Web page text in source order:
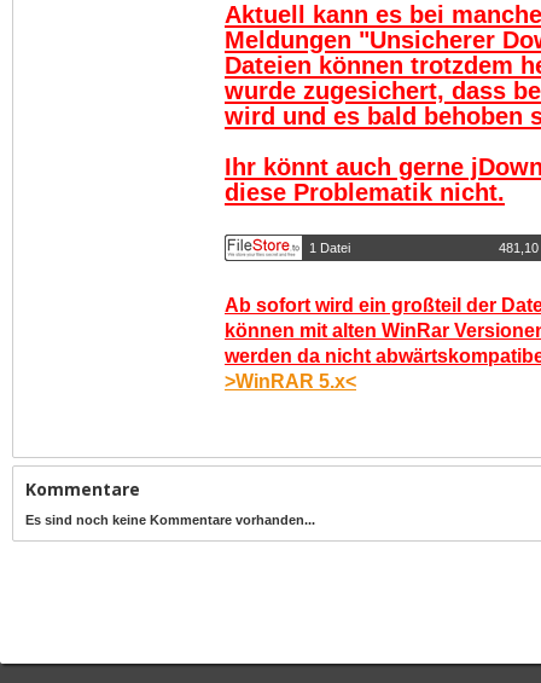
Aktuell kann es bei
Meldungen "Unsicherer
Dateien können trotzdem
wurde zugesichert, dass
wird und es bald behoben
Ihr könnt auch gerne
diese Problematik nicht.
1 Datei 481,10
Ab sofort wird ein großteil der
können mit alten WinRar
werden da nicht
>WinRAR 5.x<
Kommentare
Es sind noch keine Kommentare vorhanden...